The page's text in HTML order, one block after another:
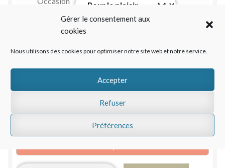
Gérer le consentement aux
cookies
Nous utilisons des cookies pour optimiser notre site web et notre service.
Accepter
Refuser
Préférences
Couleur
(selon le
produit)
joindre (sur